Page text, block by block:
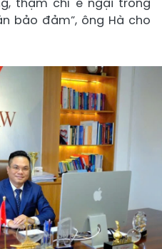
bảo đảm”, ông Hà cho